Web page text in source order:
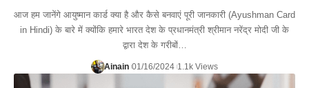
आज हम जानेंगे आयुष्मान कार्ड क्या है और कैसे बनवाएं पूरी जानकारी (Ayushman Card
in Hindi) के बारे में क्योंकि हमारे भारत देश के प्रधानमंत्री श्रीमान नरेंद्र मोदी जी के
द्वारा देश के गरीबों…
Ainain 01/16/2024 1.1k Views